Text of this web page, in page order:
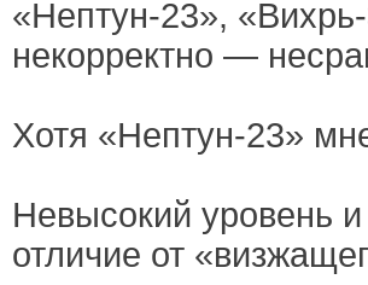
«Нептун-23»,
некорректно —
Хотя «Нептун-23»
Невысокий уровень
отличие от